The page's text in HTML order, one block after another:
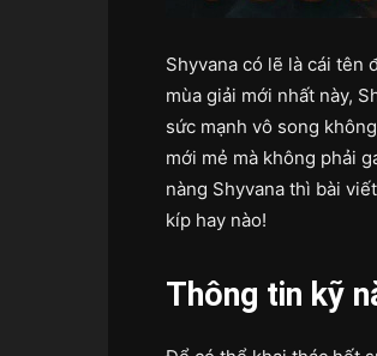
Shyvana có lẽ là cái tên
mùa giải mới nhất này,
sức mạnh vô song
mới mẻ mà không phải
nàng Shyvana thì bài
kíp hay nào!
Thông tin kỹ